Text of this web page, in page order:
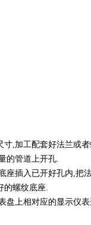
寸,加工配套好法兰或
的管道上开孔.
座插入已开好孔内,把
的螺纹底座.
盘上相对应的显示仪